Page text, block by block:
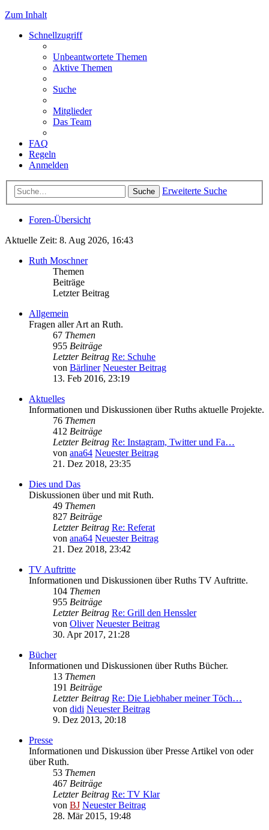
Zum Inhalt
Schnellzugriff
Unbeantwortete Themen
Aktive Themen
Suche
Mitglieder
Das Team
FAQ
Regeln
Anmelden
Suche Erweiterte Suche
Foren-Übersicht
Aktuelle Zeit: 8. Aug 2026, 16:43
Ruth Moschner
Themen
Beiträge
Letzter Beitrag
Allgemein
Fragen aller Art an Ruth.
67 Themen
955 Beiträge
Letzter Beitrag Re: Schuhe
von Bärliner Neuester Beitrag
13. Feb 2016, 23:19
Aktuelles
Informationen und Diskussionen über Ruths aktuelle Projekte.
76 Themen
412 Beiträge
Letzter Beitrag Re: Instagram, Twitter und Fa…
von ana64 Neuester Beitrag
21. Dez 2018, 23:35
Dies und Das
Diskussionen über und mit Ruth.
49 Themen
827 Beiträge
Letzter Beitrag Re: Referat
von ana64 Neuester Beitrag
21. Dez 2018, 23:42
TV Auftritte
Informationen und Diskussionen über Ruths TV Auftritte.
104 Themen
955 Beiträge
Letzter Beitrag Re: Grill den Henssler
von Oliver Neuester Beitrag
30. Apr 2017, 21:28
Bücher
Informationen und Diskussionen über Ruths Bücher.
13 Themen
191 Beiträge
Letzter Beitrag Re: Die Liebhaber meiner Töch…
von didi Neuester Beitrag
9. Dez 2013, 20:18
Presse
Informationen und Diskussion über Presse Artikel von oder
über Ruth.
53 Themen
467 Beiträge
Letzter Beitrag Re: TV Klar
von BJ Neuester Beitrag
28. Mär 2015, 19:48